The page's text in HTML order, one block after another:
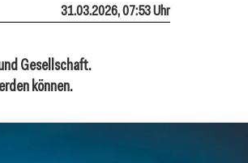
31.03.2026, 07:53 Uhr
Gesellschaft.
können.